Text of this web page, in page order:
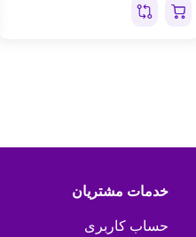
خدمات مشتریان
حساب کاربری